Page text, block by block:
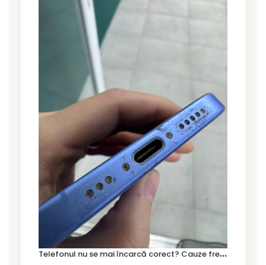
T
elefonul nu se mai încarcă corect? Cauze frecvente și soluții la service în Timișoara